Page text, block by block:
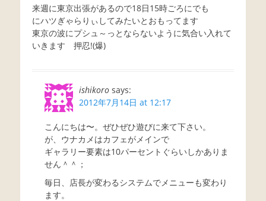
来週に東京出張があるので18日15時ごろにでも
にハツぎゃらりぃしてみたいとおもってます
東京の波にプシュ～っとならないように気合い入れて
いきます 押忍!(爆)
ishikoro says:
2012年7月14日 at 12:17
こんにちは〜。ぜひぜひ遊びに来て下さい。
が、ウナカメはカフェがメインで
ギャラリー要素は10パーセントぐらいしかありま
せん＾＾；
毎日、店長が変わるシステムでメニューも変わり
ます。